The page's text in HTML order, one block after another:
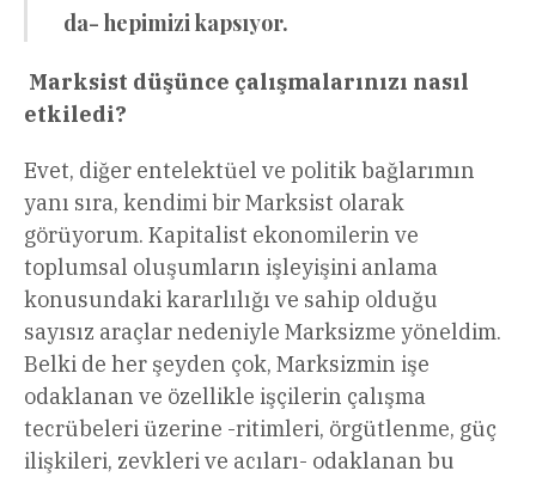
da- hepimizi kapsıyor.
Marksist düşünce çalışmalarınızı nasıl
etkiledi?
Evet, diğer entelektüel ve politik bağlarımın
yanı sıra, kendimi bir Marksist olarak
görüyorum. Kapitalist ekonomilerin ve
toplumsal oluşumların işleyişini anlama
konusundaki kararlılığı ve sahip olduğu
sayısız araçlar nedeniyle Marksizme yöneldim.
Belki de her şeyden çok, Marksizmin işe
odaklanan ve özellikle işçilerin çalışma
tecrübeleri üzerine -ritimleri, örgütlenme, güç
ilişkileri, zevkleri ve acıları- odaklanan bu